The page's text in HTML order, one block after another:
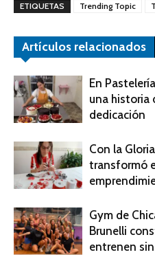
ETIQUETAS Trending Topic
Artículos relacionados
En
una historia
dedicación
Con la
transformó
Gym de
Brunelli
entrenen